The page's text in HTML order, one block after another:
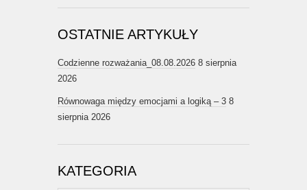
OSTATNIE ARTYKUŁY
Codzienne rozważania_08.08.2026 8 sierpnia
2026
Równowaga między emocjami a logiką – 3 8
sierpnia 2026
KATEGORIA